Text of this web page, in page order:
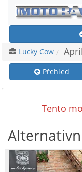
Lucky Cow
Přehled
Tento